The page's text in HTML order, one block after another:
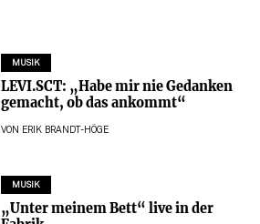
MUSIK
LEVI.SCT: „Habe mir nie Gedanken
gemacht, ob das ankommt“
VON ERIK BRANDT-HÖGE
MUSIK
„Unter meinem Bett“ live in der